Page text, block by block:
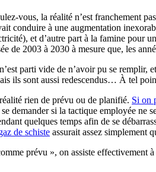
vous, la réalité n’est franchement
conduire à une augmentation
et d’autre part à la famine pour
de 2003 à 2030 à mesure que, les
parti vide de n’avoir pu se remplir,
ils sont aussi redescendus… À tel
rien de prévu ou de planifié. Si on
demander si la tactique employée
quelques temps afin de se
de schiste assurait assez simplement
prévu », on assiste effectivement à